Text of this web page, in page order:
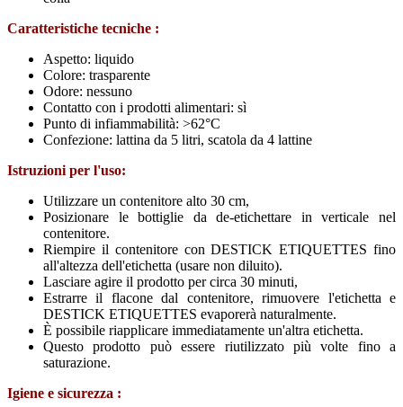
Caratteristiche tecniche :
Aspetto: liquido
Colore: trasparente
Odore: nessuno
Contatto con i prodotti alimentari: sì
Punto di infiammabilità: >62°C
Confezione: lattina da 5 litri, scatola da 4 lattine
Istruzioni per l'uso:
Utilizzare un contenitore alto 30 cm,
Posizionare le bottiglie da de-etichettare in verticale nel
contenitore.
Riempire il contenitore con DESTICK ETIQUETTES fino
all'altezza dell'etichetta (usare non diluito).
Lasciare agire il prodotto per circa 30 minuti,
Estrarre il flacone dal contenitore, rimuovere l'etichetta e
DESTICK ETIQUETTES evaporerà naturalmente.
È possibile riapplicare immediatamente un'altra etichetta.
Questo prodotto può essere riutilizzato più volte fino a
saturazione.
Igiene e sicurezza :